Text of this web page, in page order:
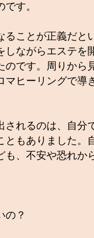
す。
ることが正義だ
しながらエステ
のです。周りから
マヒーリングで
されるのは、自分
ともありました
も、不安や恐れ
の？